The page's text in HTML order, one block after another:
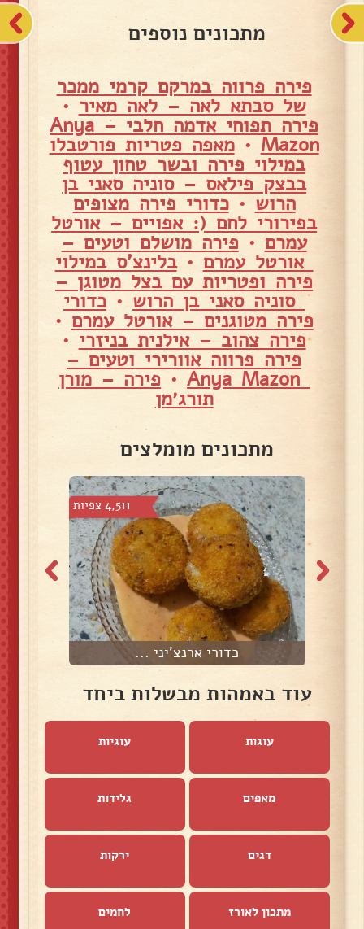
מתכונים נוספים
פירה פרווה במרקם קרמי ממכר
של סבתא לאה – לאה מאיר •
פירה תפוחי אדמה חלבי – Anya
Mazon
•מאפה פטריות פורטבלו
במילוי פירה ובשר טחון עטוף
בבצק פילאס – סוניה סאני בן
הרוש •כדורי פירה מצופים
בפירורי לחם (: אפויים – אורטל
עמרם • פירה מושלם וטעים –
אורטל עמרם •בלינצ'ס במילוי
פירה ופטריות עם בצל מטוגן –
סוניה סאני בן הרוש • כדורי
פירה מטוגנים – אורטל עמרם •
פירה צהוב – אילנית בניזרי •
פירה פרווה אוורירי וטעים –
• פירה – מורן
תורג׳מן
מתכונים מומלצים
4,511 צפיות
כדורי ארנצ'יני ...
עוד באמהות מבשלות ביחד
עוגות עוגיות
מאפים גלידות
דגים ירקות
מתכון לאורז לחמים